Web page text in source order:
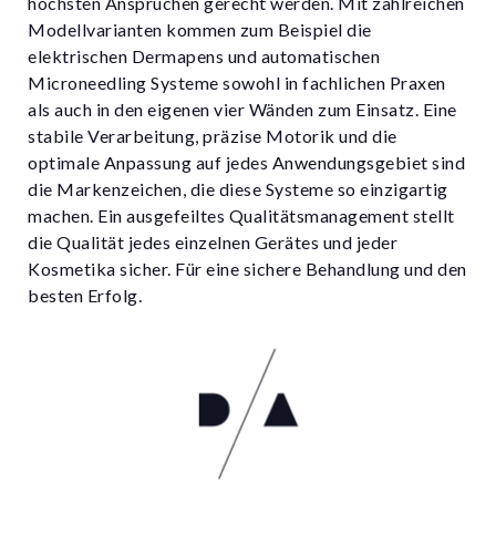
Modellvarianten kommen zum Beispiel die
elektrischen Dermapens und automatischen
Microneedling Systeme sowohl in fachlichen Praxen
als auch in den eigenen vier Wänden zum Einsatz. Eine
stabile Verarbeitung, präzise Motorik und die
optimale Anpassung auf jedes Anwendungsgebiet sind
die Markenzeichen, die diese Systeme so einzigartig
machen. Ein ausgefeiltes Qualitätsmanagement stellt
die Qualität jedes einzelnen Gerätes und jeder
Kosmetika sicher. Für eine sichere Behandlung und den
besten Erfolg.